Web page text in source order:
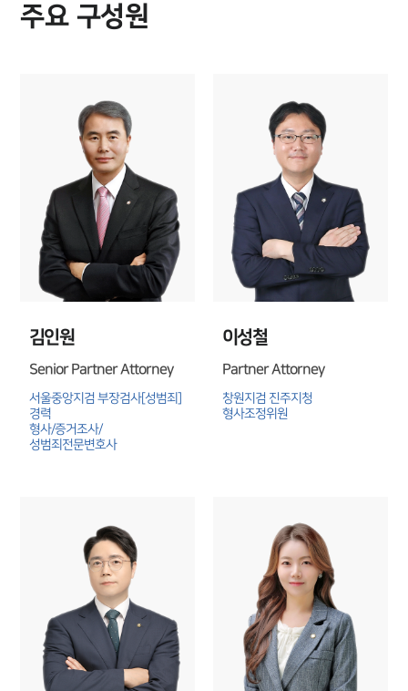
주요 구성원
김인원
Senior Partner Attorney
서울중앙지검 부장검사[성범죄]
경력
형사/증거조사/
성범죄전문변호사
이성철
Partner Attorney
창원지검 진주지청
형사조정위원